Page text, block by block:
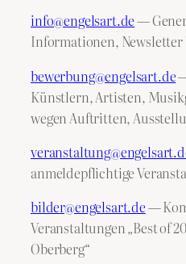
info@engelsart.de—
Informationen,
bewerbung@engelsart.de
Künstlern, Artisten,
wegen Auftritten,
anmeldepflichtige
bilder@engelsart.de—
Veranstaltungen „Best of
Oberberg“